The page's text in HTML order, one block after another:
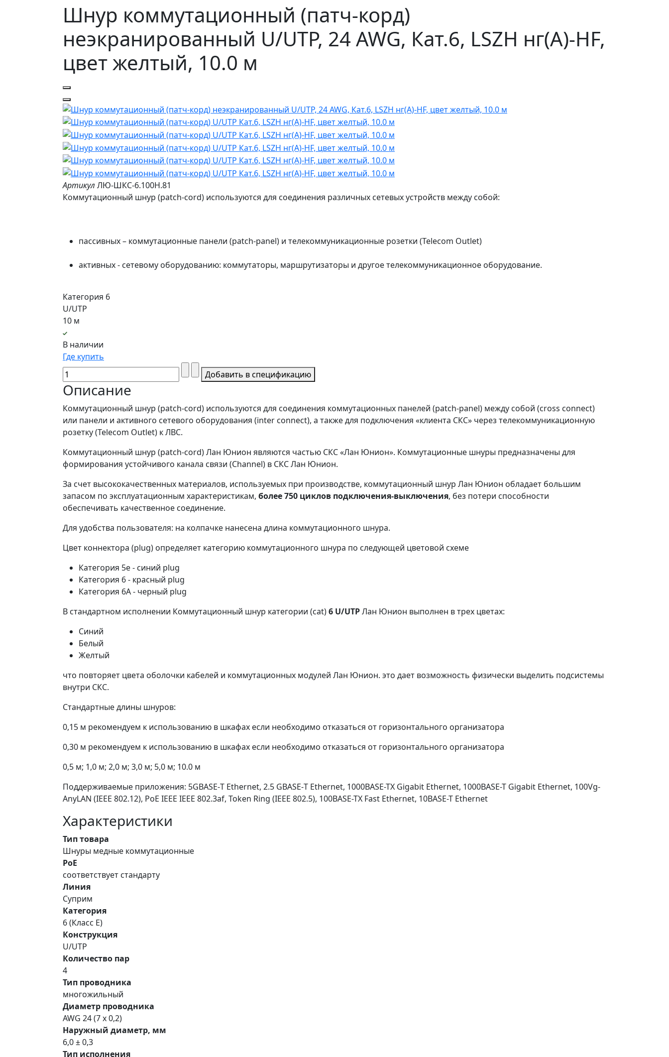
Шнур коммутационный (патч-корд)
неэкранированный U/UTP, 24 AWG, Кат.6, LSZH нг(А)-HF,
цвет желтый, 10.0 м
Артикул ЛЮ-ШКС-6.100Н.81
Коммутационный шнур (patch-cord) используются для соединения различных сетевых устройств между собой:
пассивных – коммутационные панели (patch-panel) и телекоммуникационные розетки (Telecom Outlet)
активных - сетевому оборудованию: коммутаторы, маршрутизаторы и другое телекоммуникационное оборудование.
Категория 6
U/UTP
10 м
В наличии
Где купить
Добавить в спецификацию
Описание
Коммутационный шнур (patch-cord) используются для соединения коммутационных панелей (patch-panel) между собой (cross соnnect)
или панели и активного сетевого оборудования (inter connect), а также для подключения «клиента СКС» через телекоммуникационную
розетку (Telecom Outlet) к ЛВС.
Коммутационный шнур (patch-cord) Лан Юнион являются частью СКС «Лан Юнион». Коммутационные шнуры предназначены для
формирования устойчивого канала связи (Channel) в СКС Лан Юнион.
За счет высококачественных материалов, используемых при производстве, коммутационный шнур Лан Юнион обладает большим
запасом по эксплуатационным характеристикам, более 750 циклов подключения-выключения, без потери способности
обеспечивать качественное соединение.
Для удобства пользователя: на колпачке нанесена длина коммутационного шнура.
Цвет коннектора (plug) определяет категорию коммутационного шнура по следующей цветовой схеме
Категория 5е - синий plug
Категория 6 - красный plug
Категория 6А - черный plug
В стандартном исполнении Коммутационный шнур категории (cat)6 U/UTPЛан Юнион выполнен в трех цветах:
Синий
Белый
Желтый
что повторяет цвета оболочки кабелей и коммутационных модулей Лан Юнион. это дает возможность физически выделить подсистемы
внутри СКС.
Стандартные длины шнуров:
0,15 м рекомендуем к использованию в шкафах если необходимо отказаться от горизонтального организатора
0,30 м рекомендуем к использованию в шкафах если необходимо отказаться от горизонтального организатора
0,5 м; 1,0 м; 2,0 м; 3,0 м; 5,0 м; 10.0 м
Поддерживаемые приложения: 5GBASE-Т Ethernet, 2.5 GBASE-Т Ethernet, 1000BASE-TX Gigabit Ethernet, 1000BASE-T Gigabit Ethernet, 100Vg-
AnyLAN (IEEE 802.12), PoE IEEE IEEE 802.3af, Token Ring (IEEE 802.5), 100BASE-TX Fast Ethernet, 10BASE-T Ethernet
Характеристики
Тип товара
Шнуры медные коммутационные
PoE
соответствует стандарту
Линия
Суприм
Категория
6 (Класс E)
Конструкция
U/UTP
Количество пар
4
Тип проводника
многожильный
Диаметр проводника
AWG 24 (7 x 0,2)
Наружный диаметр, мм
6,0 ± 0,3
Тип исполнения